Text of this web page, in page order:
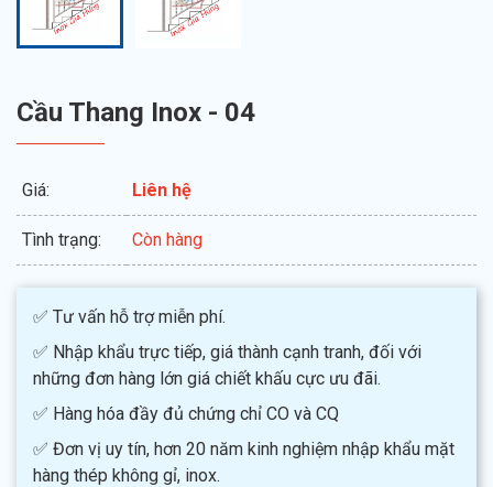
Cầu Thang Inox - 04
Giá: Liên hệ
Tình trạng: Còn hàng
✅ Tư vấn hỗ trợ miễn phí.
✅ Nhập khẩu trực tiếp, giá thành cạnh tranh, đối với
những đơn hàng lớn giá chiết khấu cực ưu đãi.
✅ Hàng hóa đầy đủ chứng chỉ CO và CQ
✅ Đơn vị uy tín, hơn 20 năm kinh nghiệm nhập khẩu mặt
hàng thép không gỉ, inox.